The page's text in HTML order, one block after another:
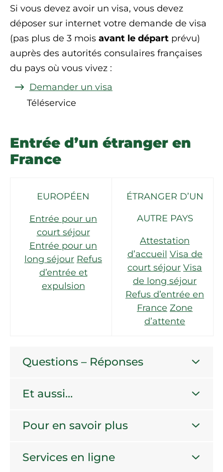
Si vous devez avoir un visa, vous devez
déposer sur internet votre demande de visa
(pas plus de 3 mois avant le départ prévu)
auprès des autorités consulaires françaises
du pays où vous vivez :
Demander un visa
Téléservice
Entrée d’un étranger en
France
EUROPÉEN
Entrée pour un
court séjour
Entrée pour un
long séjour Refus
d’entrée et
expulsion
ÉTRANGER D’UN
AUTRE PAYS
Attestation
d’accueil Visa de
court séjour Visa
de long séjour
Refus d’entrée en
France Zone
d’attente
Questions – Réponses
Et aussi…
Pour en savoir plus
Services en ligne